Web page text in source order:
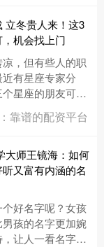
立冬贵人来！这3
机会找上门
，但有些人的职
有星座专家分
星座的朋友可能
事业更上一层
靠谱的配资平台
大师王镜海：如何
又富有内涵的名
好名字呢？女孩
孩的名字更加婉
让人一看名字便